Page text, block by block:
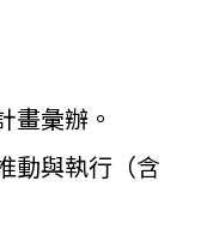
畫彙辦。
動與執行（含